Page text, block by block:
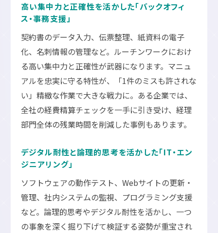
高い集中力と正確性を活かした「バックオフィ
ス・事務支援」
契約書のデータ入力、伝票整理、紙資料の電子
化、名刺情報の管理など。ルーチンワークにおけ
る高い集中力と正確性が武器になります。マニュ
アルを忠実に守る特性が、「1件のミスも許されな
い」精緻な作業で大きな戦力に。ある企業では、
全社の経費精算チェックを一手に引き受け、経理
部門全体の残業時間を削減した事例もあります。
デジタル耐性と論理的思考を活かした「IT・エン
ジニアリング」
ソフトウェアの動作テスト、Webサイトの更新・
管理、社内システムの監視、プログラミング支援
など。論理的思考やデジタル耐性を活かし、一つ
の事象を深く掘り下げて検証する姿勢が重宝され